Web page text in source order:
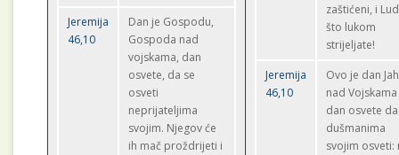
Jeremija
46,10
Dan je Gospodu,
Gospoda nad
vojskama, dan
osvete, da se
osveti
neprijateljima
svojim. Njegov će
ih mač proždrijeti i
zaštićeni, i
što lukom
strijeljate!
Jeremija
46,10
Ovo je dan
nad
dan osvete
dušmanima
svojim osveti: